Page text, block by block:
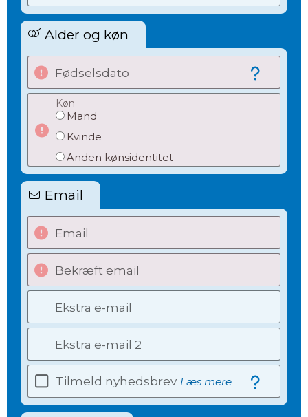
Alder og køn
Fødselsdato
Køn
Mand
Kvinde
Anden kønsidentitet
Email
Email
Bekræft email
Ekstra e-mail
Ekstra e-mail 2
Tilmeld nyhedsbrev Læs mere